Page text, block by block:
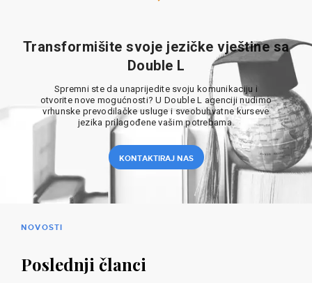
Transformišite svoje jezičke vještine sa
Double L
Spremni ste da unaprijedite svoju komunikaciju i
otvorite nove mogućnosti? U Double L agenciji nudimo
vrhunske prevodilačke usluge i sveobuhvatne kurseve
jezika prilagođene vašim potrebama.
KONTAKTIRAJ NAS
NOVOSTI
Poslednji članci